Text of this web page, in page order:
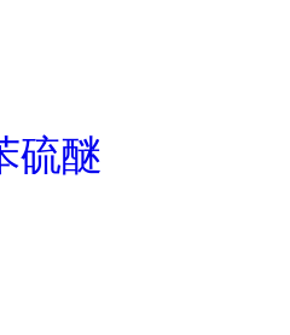
硫醚